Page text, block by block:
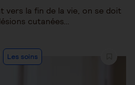
vers la fin de la vie, on se doit
cutanées…
Les soins